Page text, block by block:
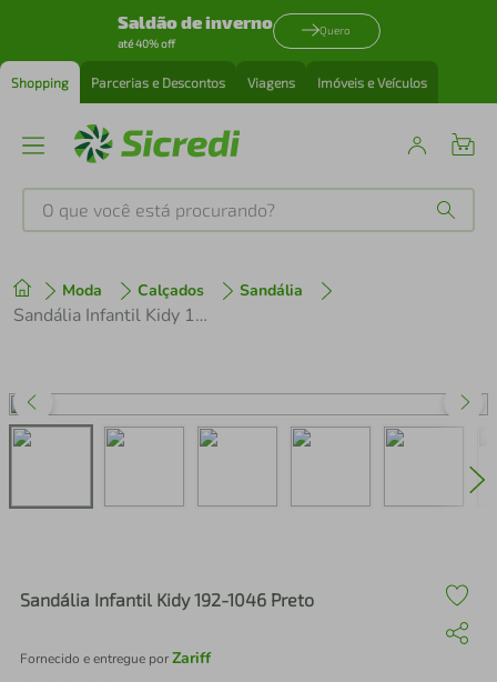
Saldão de inverno
até 40% off
Quero
Shopping Parcerias e Descontos Viagens Imóveis e Veículos
O que você está procurando?
Moda Calçados Sandália
Sandália Infantil Kidy 192-1046 Preto
Sandália Infantil Kidy 192-1046 Preto
Fornecido e entregue porZariff
1º tenis
perfume